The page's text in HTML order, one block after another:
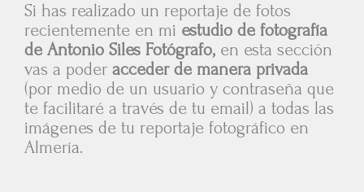
Si has realizado un reportaje de fotos
recientemente en mi estudio de fotografía
de Antonio Siles Fotógrafo, en esta sección
vas a poder acceder de manera privada
(por medio de un usuario y contraseña que
te facilitaré a través de tu email) a todas las
imágenes de tu reportaje fotográfico en
Almería.